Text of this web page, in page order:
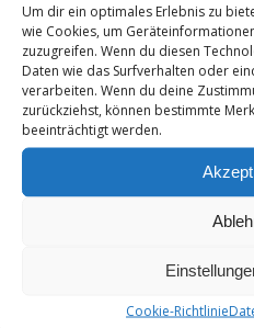
Um dir ein optimales Erlebnis zu
wie Cookies, um
zuzugreifen. Wenn du diesen
Daten wie das Surfverhalten oder
verarbeiten. Wenn du deine
zurückziehst, können bestimmte
beeinträchtigt werden.
Cookie-Richtlinie
KOMMENTAR